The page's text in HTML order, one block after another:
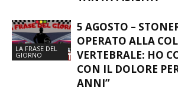
LA FRASE DEL
GIORNO
5 AGOSTO –
OPERATO ALLA
VERTEBRALE: HO
CON IL DOLORE
ANNI”